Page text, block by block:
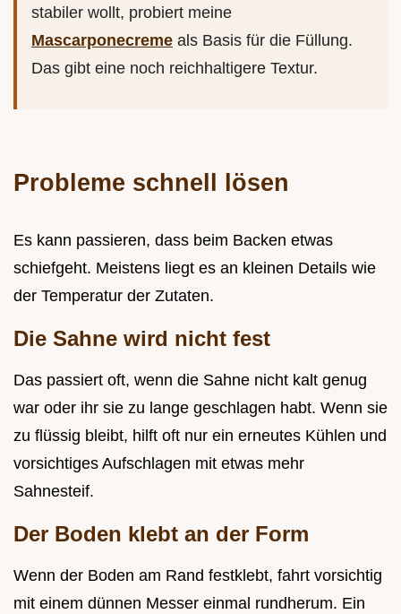
stabiler wollt, probiert meine
Mascarponecreme als Basis für die Füllung.
Das gibt eine noch reichhaltigere Textur.
Probleme schnell lösen
Es kann passieren, dass beim Backen etwas
schiefgeht. Meistens liegt es an kleinen Details wie
der Temperatur der Zutaten.
Die Sahne wird nicht fest
Das passiert oft, wenn die Sahne nicht kalt genug
war oder ihr sie zu lange geschlagen habt. Wenn sie
zu flüssig bleibt, hilft oft nur ein erneutes Kühlen und
vorsichtiges Aufschlagen mit etwas mehr
Sahnesteif.
Der Boden klebt an der Form
Wenn der Boden am Rand festklebt, fahrt vorsichtig
mit einem dünnen Messer einmal rundherum. Ein